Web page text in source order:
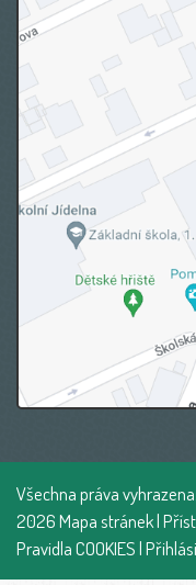
Všechna práva
2026Mapa stránek|
Pravidla COOKIES|